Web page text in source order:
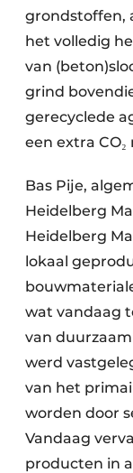
grondstoffen,
het volledig
van
grind
gerecyclede
een extra CO₂
Bas Pije,
Heidelberg
Heidelberg
lokaal
wat vandaag
van
werd
van het
worden door
Vandaag
producten in